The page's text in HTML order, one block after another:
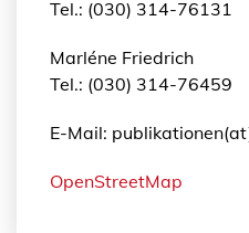
Tel.: (030) 314-76131
Marléne Friedrich
Tel.: (030) 314-76459
E-Mail:
OpenStreetMap